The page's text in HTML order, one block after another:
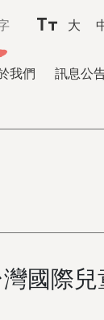
大
我們 訊息公
國際